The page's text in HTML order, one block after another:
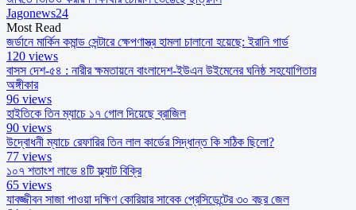
Jagonews24
Most Read
জর্ডানে মার্কিন কমান্ড সেন্টারে ক্ষেপণাস্ত্র হামলা চালানো হয়েছে: ইরানি গার্ড
120 views
বাসস দেশ-৫৪ : নারীর ক্ষমতায়নে বাংলাদেশ-ইউএন উইমেনের ঘনিষ্ঠ সহযোগিতার
অঙ্গীকার
96 views
হাইতিকে তিন ম্যাচে ১৭ গোল দিয়েছে ব্রাজিল
90 views
উদ্বোধনী ম্যাচে রেফারির তিন লাল কার্ডের সিদ্ধান্ত কি সঠিক ছিলো?
77 views
১০৭ শতাংশ লাভে ৪টি ফ্ল্যাট বিক্রি
65 views
যাবজ্জীবন সাজা পাওয়া দক্ষিণ কোরিয়ার সাবেক প্রেসিডেন্টের ৩০ বছর জেল